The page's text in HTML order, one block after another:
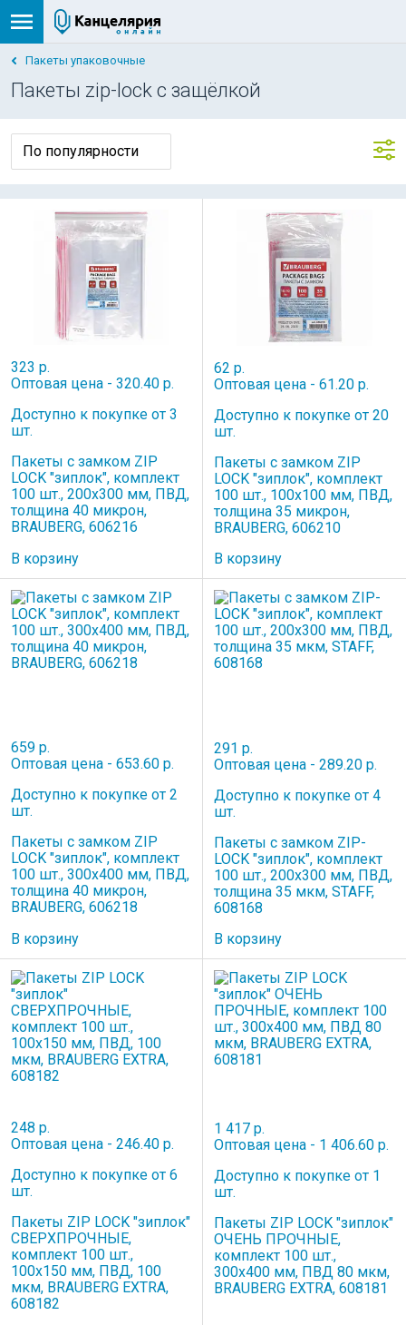
Пакеты упаковочные
Пакеты zip-lock с защёлкой
323 р.
Оптовая цена - 320.40 р.
Доступно к покупке от 3
шт.
Пакеты с замком ZIP
LOCK "зиплок", комплект
100 шт., 200х300 мм, ПВД,
толщина 40 микрон,
BRAUBERG, 606216
В корзину
62 р.
Оптовая цена - 61.20 р.
Доступно к покупке от 20
шт.
Пакеты с замком ZIP
LOCK "зиплок", комплект
100 шт., 100х100 мм, ПВД,
толщина 35 микрон,
BRAUBERG, 606210
В корзину
659 р.
Оптовая цена - 653.60 р.
Доступно к покупке от 2
шт.
Пакеты с замком ZIP
LOCK "зиплок", комплект
100 шт., 300х400 мм, ПВД,
толщина 40 микрон,
BRAUBERG, 606218
В корзину
291 р.
Оптовая цена - 289.20 р.
Доступно к покупке от 4
шт.
Пакеты с замком ZIP-
LOCK "зиплок", комплект
100 шт., 200х300 мм, ПВД,
толщина 35 мкм, STAFF,
608168
В корзину
248 р.
Оптовая цена - 246.40 р.
Доступно к покупке от 6
шт.
Пакеты ZIP LOCK "зиплок"
СВЕРХПРОЧНЫЕ,
комплект 100 шт.,
100х150 мм, ПВД, 100
мкм, BRAUBERG EXTRA,
608182
1 417 р.
Оптовая цена - 1 406.60 р.
Доступно к покупке от 1
шт.
Пакеты ZIP LOCK "зиплок"
ОЧЕНЬ ПРОЧНЫЕ,
комплект 100 шт.,
300х400 мм, ПВД 80 мкм,
BRAUBERG EXTRA, 608181